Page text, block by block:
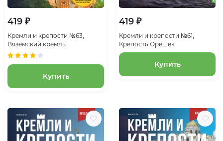
419 ₽
Кремли и крепости №63,
Вяземский кремль
Купить
419 ₽
Кремли и крепости №61,
Крепость Орешек
Купить